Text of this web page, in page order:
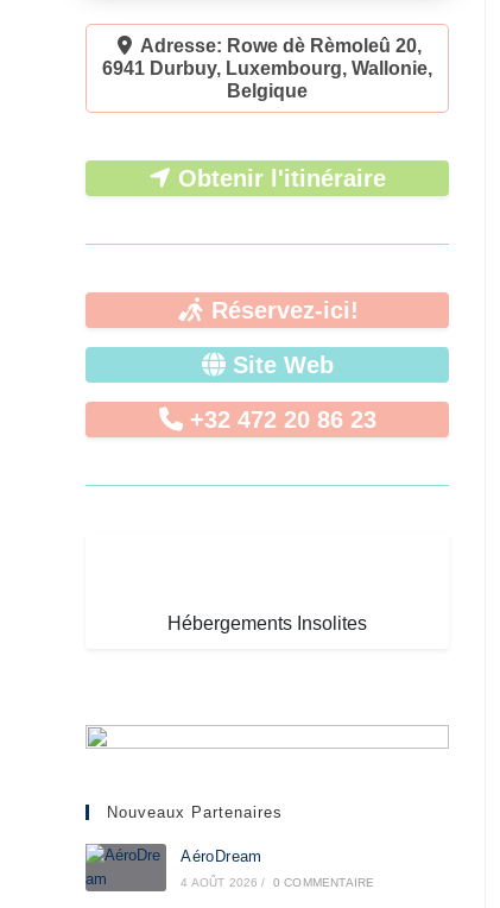
Adresse: Rowe dè Rèmoleû 20,
6941 Durbuy, Luxembourg, Wallonie,
Belgique
Obtenir l'itinéraire
Réservez-ici!
Site Web
+32 472 20 86 23
Hébergements Insolites
Nouveaux Partenaires
AéroDream
4 AOÛT 2026 / 0 COMMENTAIRE